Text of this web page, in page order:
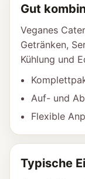
Gut
Veganes
Getränken,
Kühlung und
Auf- und
Flexible
Typische